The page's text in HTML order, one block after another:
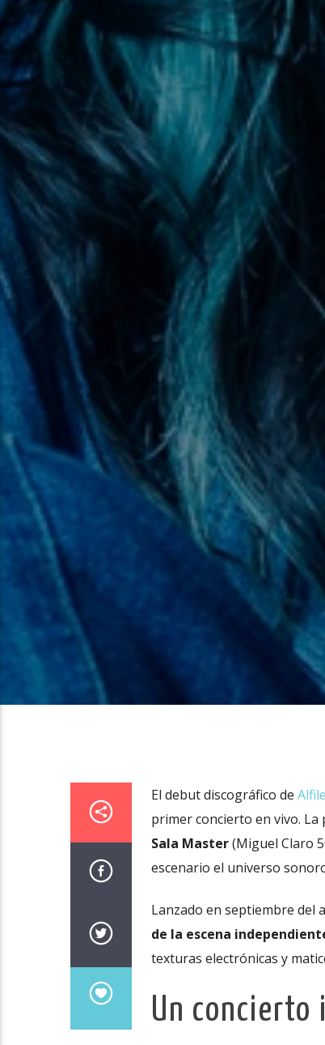
El debut discográfico de
primer concierto en vivo.
Sala Master(Miguel Claro
escenario el universo
Lanzado en septiembre del
de la escena
texturas electrónicas y
Un concierto